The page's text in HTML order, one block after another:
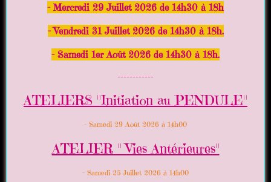
- Mercredi 29 Juillet 2026 de 14h30 à 18h
- Vendredi 31 Juillet 2026 de 14h30 à 18h.
- Samedi 1er Août 2026 de 14h30 à 18h.
------------
ATELIERS "Initiation au PENDULE"
- Samedi 29 Août 2026 à 14h00
ATELIER " Vies Antérieures"
- Samedi 25 Juillet 2026 à 14h00